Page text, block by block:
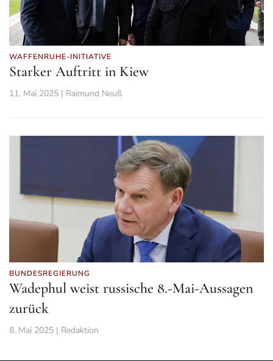
WAFFENRUHE-INITIATIVE
Starker Auftritt in Kiew
11. Mai 2025 | Raimund Neuß
BUNDESREGIERUNG
Wadephul weist russische 8.-Mai-Aussagen
zurück
8. Mai 2025 | Redaktion